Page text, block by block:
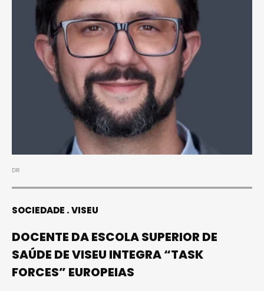
DR
SOCIEDADE VISEU
DOCENTE DA ESCOLA SUPERIOR DE
SAÚDE DE VISEU INTEGRA “TASK
FORCES” EUROPEIAS